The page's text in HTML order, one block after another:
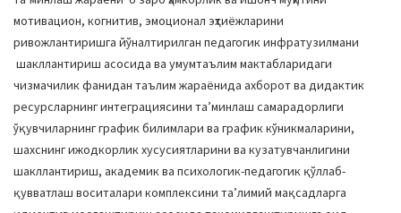
мотивацион, когнитив, эмоционал эҳтиёжларини
ривожлантиришга йўналтирилган педагогик инфратузилмани
шакллантириш асосида ва умумтаълим мактабларидаги
чизмачилик фанидан таълим жараёнида ахборот ва дидактик
ресурсларнинг интеграциясини таʼминлаш самарадорлиги
ўқувчиларнинг график билимлари ва график кўникмаларини,
шахснинг ижодкорлик хусусиятларини ва кузатувчанлигини
шакллантириш, академик ва психологик-педагогик қўллаб-
қувватлаш воситалари комплексини таʼлимий мақсадларга